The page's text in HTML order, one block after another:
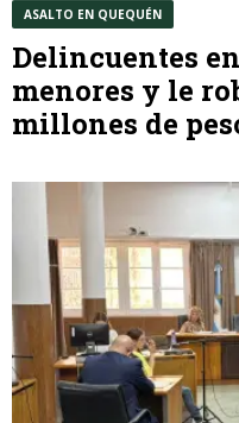
ASALTO EN QUEQUÉN
Delincuentes
menores y le
millones de